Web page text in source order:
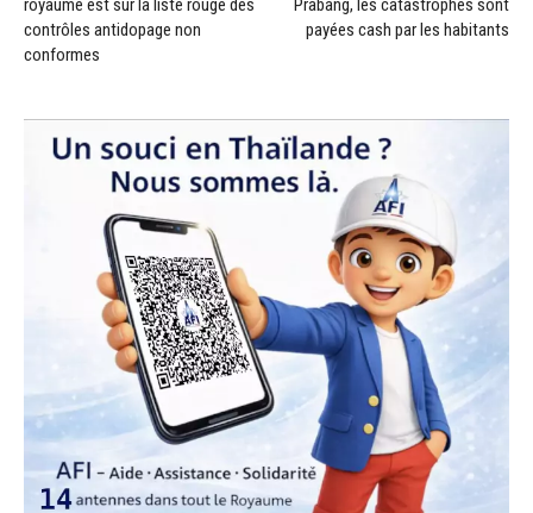
royaume est sur la liste rouge des
contrôles antidopage non
conformes
Prabang, les catastrophes sont
payées cash par les habitants